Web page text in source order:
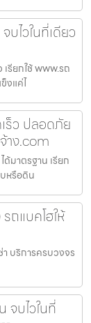
ไวในที่เดียว
รียกใช้ www.รถ
งแค่ไ
ร็ว ปลอดภัย
าง.com
มาตรฐาน เรียก
หรือดิน
ถแบคโฮให้
า บริการครบวงจร
บไวในที่